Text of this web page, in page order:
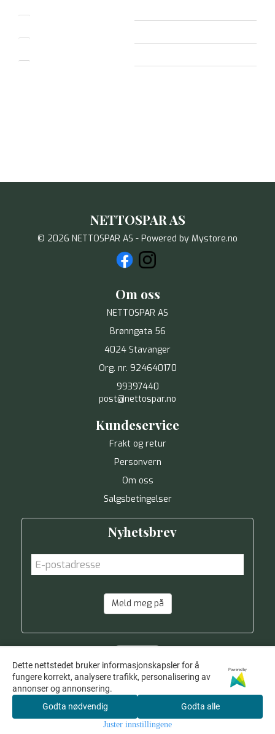
NETTOSPAR AS
© 2026 NETTOSPAR AS - Powered by Mystore.no
Om oss
NETTOSPAR AS
Brønngata 56
4024 Stavanger
Org. nr. 924640170
99397440
post@nettospar.no
Kundeservice
Frakt og retur
Personvern
Om oss
Salgsbetingelser
Nyhetsbrev
Meld meg på
© 2026 NETTOSPAR AS - Powered by
Dette nettstedet bruker informasjonskapsler for å
fungere korrekt, analysere trafikk, personalisering av
annonser og annonsering.
Powered by
Godta nødvendig Godta alle
Juster innstillingene